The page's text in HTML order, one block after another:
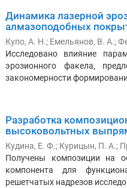
Динамика лазерной
алмазоподобных
Купо, А. Н.; Емельянов, В. А.;
Исследовано влияние
эрозионного факела,
закономерности
Разработка
высоковольтных
Кудина, Е. Ф.; Курицын, П. А.;
Получены композиции на
компонента для
решетчатых надрезов